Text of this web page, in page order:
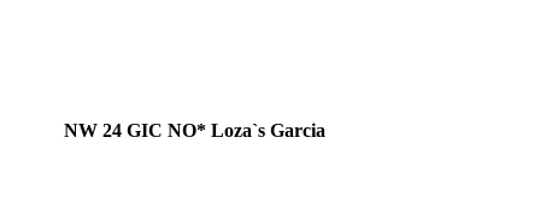
NW 24 GIC NO* Loza`s Garcia